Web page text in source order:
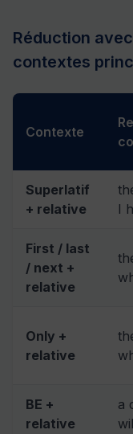
Réduction
contextes
Contexte
Superlatif
+ relative
I
First / last
/ next +
relative
Only +
relative
BE +
relative
a